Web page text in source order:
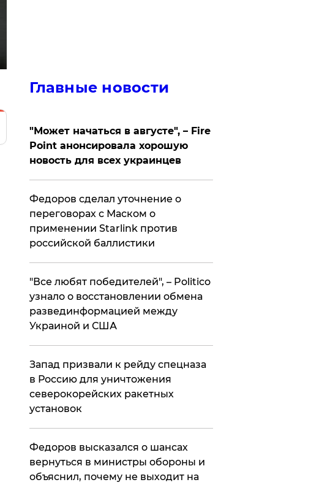
Главные новости
"Может начаться в августе", – Fire
Point анонсировала хорошую
новость для всех украинцев
Федоров сделал уточнение о
переговорах с Маском о
применении Starlink против
российской баллистики
​"Все любят победителей", – Politico
узнало о восстановлении обмена
развединформацией между
Украиной и США
Запад призвали к рейду спецназа
в Россию для уничтожения
северокорейских ракетных
установок
Федоров высказался о шансах
вернуться в министры обороны и
объяснил, почему не выходит на